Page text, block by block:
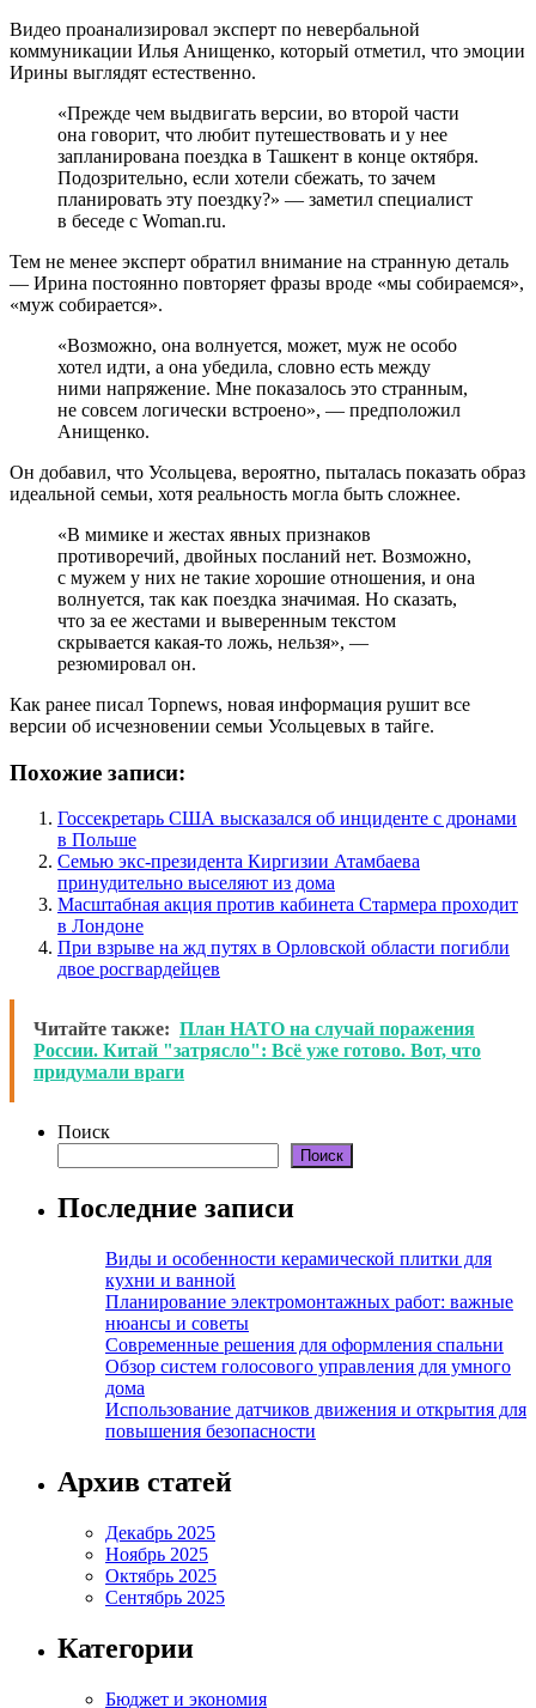
Видео проанализировал эксперт по невербальной
коммуникации Илья Анищенко, который отметил, что эмоции
Ирины выглядят естественно.
«Прежде чем выдвигать версии, во второй части
она говорит, что любит путешествовать и у нее
запланирована поездка в Ташкент в конце октября.
Подозрительно, если хотели сбежать, то зачем
планировать эту поездку?» — заметил специалист
в беседе с Woman.ru.
Тем не менее эксперт обратил внимание на странную деталь
— Ирина постоянно повторяет фразы вроде «мы собираемся»,
«муж собирается».
«Возможно, она волнуется, может, муж не особо
хотел идти, а она убедила, словно есть между
ними напряжение. Мне показалось это странным,
не совсем логически встроено», — предположил
Анищенко.
Он добавил, что Усольцева, вероятно, пыталась показать образ
идеальной семьи, хотя реальность могла быть сложнее.
«В мимике и жестах явных признаков
противоречий, двойных посланий нет. Возможно,
с мужем у них не такие хорошие отношения, и она
волнуется, так как поездка значимая. Но сказать,
что за ее жестами и выверенным текстом
скрывается какая-то ложь, нельзя», —
резюмировал он.
Как ранее писал Topnews, новая информация рушит все
версии об исчезновении семьи Усольцевых в тайге.
Похожие записи:
Госсекретарь США высказался об инциденте с дронами
в Польше
Семью экс-президента Киргизии Атамбаева
принудительно выселяют из дома
Масштабная акция против кабинета Стармера проходит
в Лондоне
При взрыве на жд путях в Орловской области погибли
двое росгвардейцев
Читайте также: План НАТО на случай поражения
России. Китай "затрясло": Всё уже готово. Вот, что
придумали враги
Поиск
Поиск
Последние записи
Виды и особенности керамической плитки для
кухни и ванной
Планирование электромонтажных работ: важные
нюансы и советы
Современные решения для оформления спальни
Обзор систем голосового управления для умного
дома
Использование датчиков движения и открытия для
повышения безопасности
Архив статей
Декабрь 2025
Ноябрь 2025
Октябрь 2025
Сентябрь 2025
Категории
Бюджет и экономия